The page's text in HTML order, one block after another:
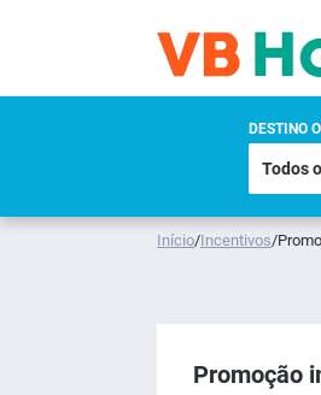
DESTINO
Início/Incentivos/
Promoção